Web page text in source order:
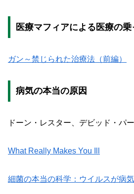
医療マフィアによる医療の乗
ガン～禁じられた治療法（前編）
病気の本当の原因
ドーン・レスター、デビッド・パ
What Really Makes You Ill
細菌の本当の科学：ウイルスが病